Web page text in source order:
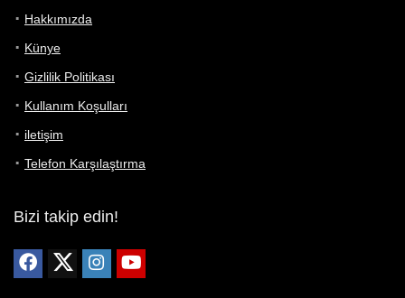
Hakkımızda
Künye
Gizlilik Politikası
Kullanım Koşulları
iletişim
Telefon Karşılaştırma
Bizi takip edin!